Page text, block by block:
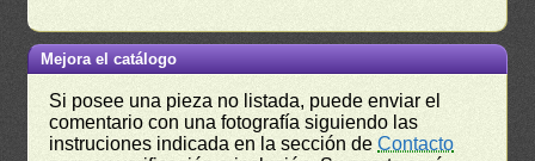
Mejora el catálogo
Si posee una pieza no listada, puede enviar el
comentario con una fotografía siguiendo las
instruciones indicada en la sección deContacto